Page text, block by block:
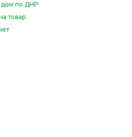
дом по ДНР
товар